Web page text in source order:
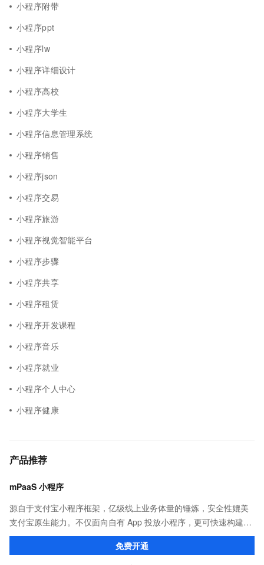
小程序附带
小程序ppt
小程序lw
小程序详细设计
小程序高校
小程序大学生
小程序信息管理系统
小程序销售
小程序json
小程序交易
小程序旅游
小程序视觉智能平台
小程序步骤
小程序共享
小程序租赁
小程序开发课程
小程序音乐
小程序就业
小程序个人中心
小程序健康
产品推荐
mPaaS 小程序
源自于支付宝小程序框架，亿级线上业务体量的锤炼，安全性媲美
支付宝原生能力。不仅面向自有 App 投放小程序，更可快速构建打
包，覆盖支付宝、淘宝、钉钉等应用。
免费开通